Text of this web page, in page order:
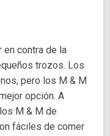
en contra de la
trozos. Los
pero los M & M
opción. A
M & M de
fáciles de comer